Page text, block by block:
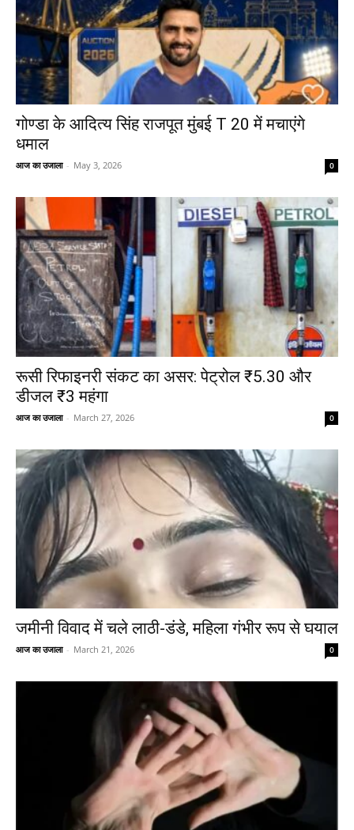
गोण्डा के आदित्य सिंह राजपूत मुंबई T 20 में मचाएंगे
धमाल
आज का उजाला - May 3, 2026 0
रूसी रिफाइनरी संकट का असर: पेट्रोल ₹5.30 और
डीजल ₹3 महंगा
आज का उजाला - March 27, 2026 0
जमीनी विवाद में चले लाठी-डंडे, महिला गंभीर रूप से घयाल
आज का उजाला - March 21, 2026 0